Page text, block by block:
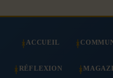
ACCUEIL
RÉFLEXION